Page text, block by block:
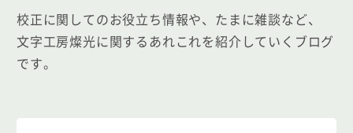
校正に関してのお役立ち情報や、たまに雑談など、
文字工房燦光に関するあれこれを紹介していくブログ
です。